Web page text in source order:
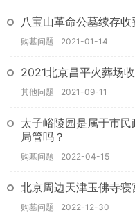
八宝山革命公墓续存
购墓问题 2021-01-14
2021北京昌平火葬场
其他问题 2021-09-11
太子峪陵园是属于市
局管吗？
购墓问题 2022-04-15
北京周边天津玉佛寺
购墓问题 2022-12-30